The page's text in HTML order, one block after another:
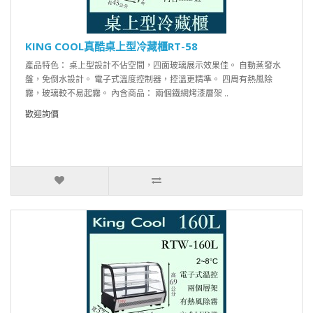
KING COOL真酷桌上型冷藏櫃RT-58
產品特色： 桌上型設計不佔空間，四面玻璃展示效果佳。 自動蒸發水
盤，免倒水設計。 電子式溫度控制器，控溫更精準。 四周有熱風除
霧，玻璃較不易起霧。 內含商品： 兩個鐵網烤漆層架 ..
歡迎詢價